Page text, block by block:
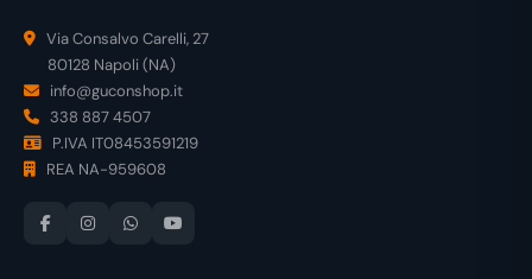
Via Consalvo Carelli, 27
80128 Napoli (NA)
info@guconshop.it
338 887 4507
P.IVA IT08453591219
REA NA-959608